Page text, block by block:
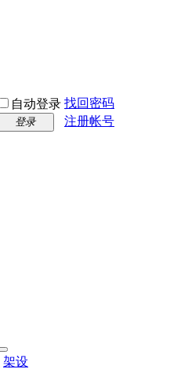
自动登录 找回密码
登录 注册帐号
架设